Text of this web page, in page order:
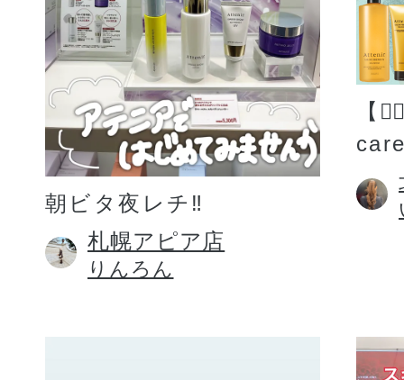
朝ビタ夜レチ‼️
札幌アピア店
りんろん
【